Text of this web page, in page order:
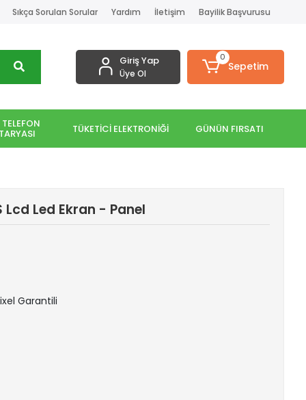
Sıkça Sorulan Sorular Yardım İletişim Bayilik Başvurusu
Giriş Yap
Üye Ol
0
Sepetim
TÜKETİCİ ELEKTRONİĞİ GÜNÜN FIRSATI
Led Ekran - Panel
Garantili